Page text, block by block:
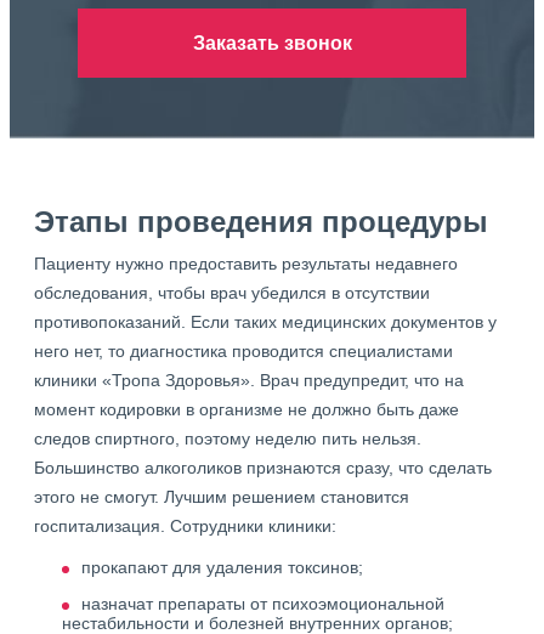
Заказать звонок
Этапы проведения процедуры
Пациенту нужно предоставить результаты недавнего
обследования, чтобы врач убедился в отсутствии
противопоказаний. Если таких медицинских документов у
него нет, то диагностика проводится специалистами
клиники «Тропа Здоровья». Врач предупредит, что на
момент кодировки в организме не должно быть даже
следов спиртного, поэтому неделю пить нельзя.
Большинство алкоголиков признаются сразу, что сделать
этого не смогут. Лучшим решением становится
госпитализация. Сотрудники клиники:
прокапают для удаления токсинов;
назначат препараты от психоэмоциональной
нестабильности и болезней внутренних органов;